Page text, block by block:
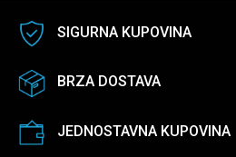
SIGURNA KUPOVINA
BRZA DOSTAVA
JEDNOSTAVNA KUPOVINA